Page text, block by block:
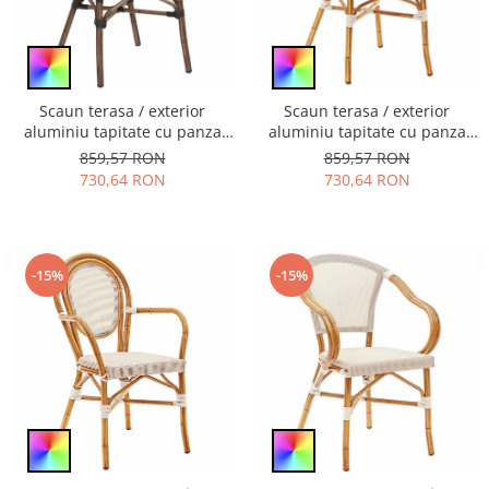
Scaun terasa / exterior
aluminiu tapitate cu panza
fara brate RS 1161
859,57 RON
730,64 RON
Scaun terasa / exterior
aluminiu tapitate cu panza
fara brate RS 055
859,57 RON
730,64 RON
-15% -15%